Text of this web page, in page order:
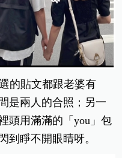
的貼文都跟老婆有
是兩人的合照；另一
頭用滿滿的「you」包
到睜不開眼睛呀。